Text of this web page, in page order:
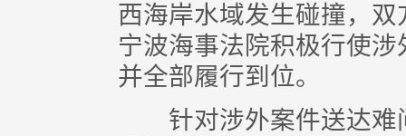
西海岸水域发生碰撞，
宁波海事法院积极行使
并全部履行到位。
针对涉外案件送达难